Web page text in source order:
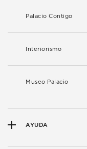
Palacio Contigo
Interiorismo
Museo Palacio
AYUDA